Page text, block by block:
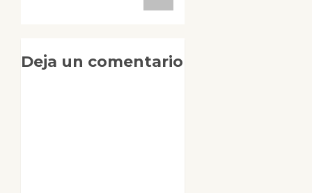
Deja un comentario